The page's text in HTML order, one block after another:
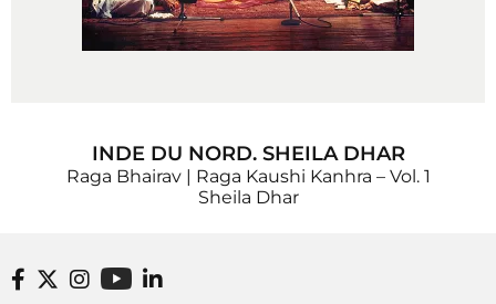
INDE DU NORD. SHEILA DHAR
Raga Bhairav | Raga Kaushi Kanhra – Vol. 1
Sheila Dhar